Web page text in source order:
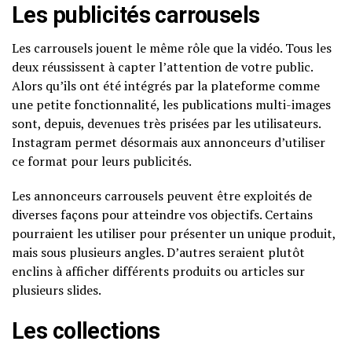
Les publicités carrousels
Les carrousels jouent le même rôle que la vidéo. Tous les
deux réussissent à capter l’attention de votre public.
Alors qu’ils ont été intégrés par la plateforme comme
une petite fonctionnalité, les publications multi-images
sont, depuis, devenues très prisées par les utilisateurs.
Instagram permet désormais aux annonceurs d’utiliser
ce format pour leurs publicités.
Les annonceurs carrousels peuvent être exploités de
diverses façons pour atteindre vos objectifs. Certains
pourraient les utiliser pour présenter un unique produit,
mais sous plusieurs angles. D’autres seraient plutôt
enclins à afficher différents produits ou articles sur
plusieurs slides.
Les collections